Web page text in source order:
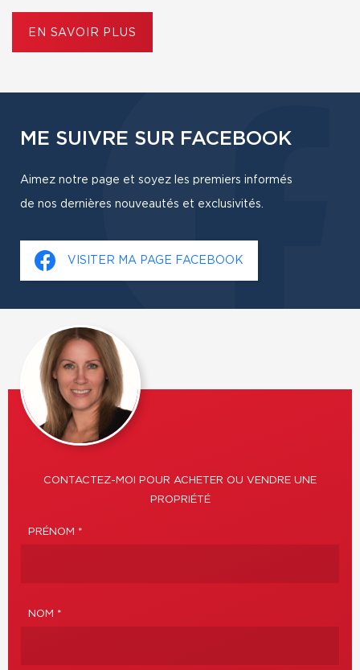
EN SAVOIR PLUS
ME SUIVRE SUR FACEBOOK
Aimez notre page et soyez les premiers informés
de nos dernières nouveautés et exclusivités.
VISITER MA PAGE FACEBOOK
CONTACTEZ-MOI POUR ACHETER OU VENDRE UNE
PROPRIÉTÉ
PRÉNOM *
NOM *